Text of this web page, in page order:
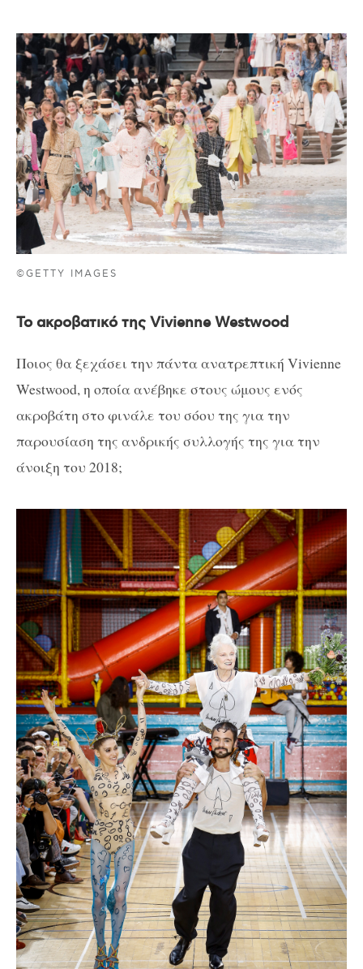
©GETTY IMAGES
Το ακροβατικό της Vivienne Westwood
Ποιος θα ξεχάσει την πάντα ανατρεπτική Vivienne
Westwood, η οποία ανέβηκε στους ώμους ενός
ακροβάτη στο φινάλε του σόου της για την
παρουσίαση της ανδρικής συλλογής της για την
άνοιξη του 2018;